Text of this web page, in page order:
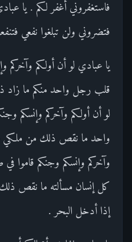
فاستغفروني أغفر لكم . يا
فتضروني ولن تبلغوا نفعي
يا عبادي لو أن أولكم وآخركم
قلب رجل واحد منكم ما زاد
لو أن أولكم وآخركم وإنسكم
واحد ما نقص ذلك من ملكي
وآخركم وإنسكم وجنكم قاموا
كل إنسان مسألته ما نقص ذلك
إذا أدخل البحر .